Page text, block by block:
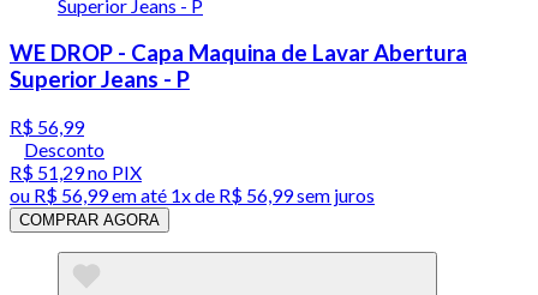
WE DROP - Capa Maquina de Lavar Abertura
Superior Jeans - P
R$ 56,99
Desconto
R$ 51,29no PIX
ou R$ 56,99em até 1x de R$ 56,99sem juros
COMPRAR AGORA